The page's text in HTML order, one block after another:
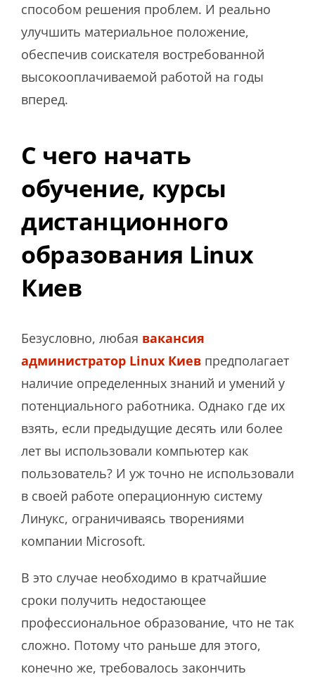
способом решения проблем. И реально
улучшить материальное положение,
обеспечив соискателя востребованной
высокооплачиваемой работой на годы
вперед.
С чего начать
обучение, курсы
дистанционного
образования Linux
Киев
Безусловно, любая вакансия
администратор Linux Киев предполагает
наличие определенных знаний и умений у
потенциального работника. Однако где их
взять, если предыдущие десять или более
лет вы использовали компьютер как
пользователь? И уж точно не использовали
в своей работе операционную систему
Линукс, ограничиваясь творениями
компании Microsoft.
В это случае необходимо в кратчайшие
сроки получить недостающее
профессиональное образование, что не так
сложно. Потому что раньше для этого,
конечно же, требовалось закончить